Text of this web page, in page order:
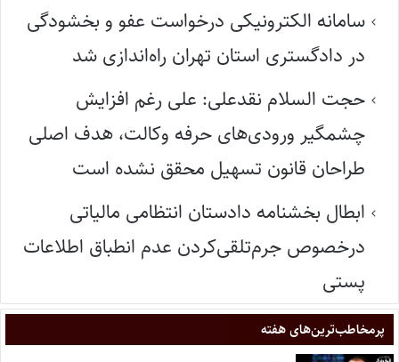
سامانه الکترونیکی درخواست عفو و بخشودگی
در دادگستری استان تهران راه‌اندازی شد
حجت السلام نقدعلی: علی رغم افزایش
چشمگیر ورودی‌های حرفه وکالت، هدف اصلی
طراحان قانون تسهیل محقق نشده است
ابطال بخشنامه دادستان انتظامی مالیاتی
درخصوص جرم‌تلقی‌کردن عدم انطباق اطلاعات
پستی
پر‌مخاطب‌ترین‌های هفته